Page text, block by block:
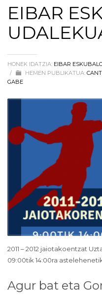
EIBAR
HONEK IDATZIA: EIBAR
/
HEMEN PUBLIKATUA:
GABE
2011 – 2012 jaiotakoentzat
09:00tik 14:00ra
Agur bat eta